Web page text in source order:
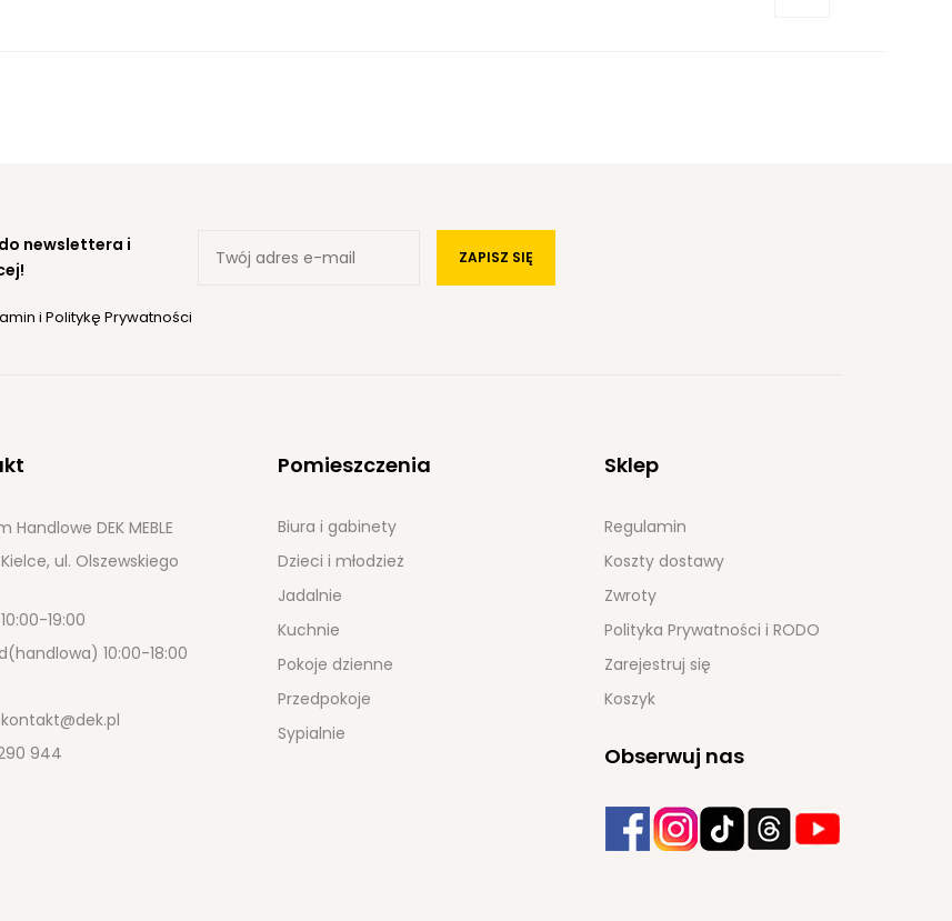
newslettera i
ZAPISZ SIĘ
iPolitykę Prywatności
Handlowe DEK MEBLE
ul. Olszewskiego
19:00
10:00-18:00
kontakt@dek.pl
944
Pomieszczenia
Biura i gabinety
Dzieci i młodzież
Jadalnie
Kuchnie
Pokoje dzienne
Przedpokoje
Sypialnie
Sklep
Regulamin
Koszty dostawy
Zwroty
Polityka Prywatności i RODO
Zarejestruj się
Koszyk
Obserwuj nas